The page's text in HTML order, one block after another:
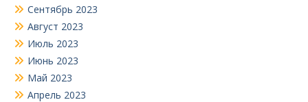
Сентябрь 2023
Август 2023
Июль 2023
Июнь 2023
Май 2023
Апрель 2023